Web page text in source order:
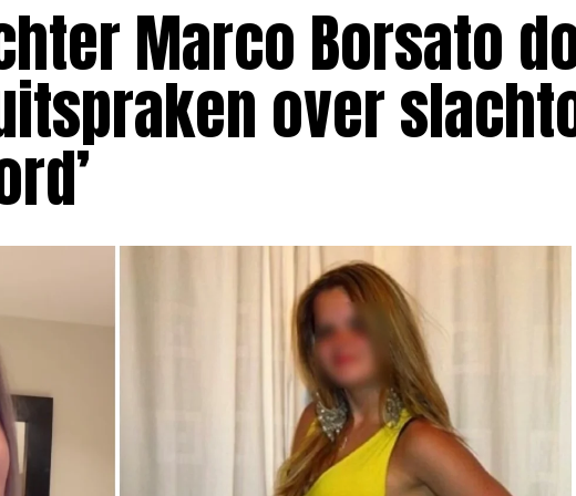
Marco Borsato
over